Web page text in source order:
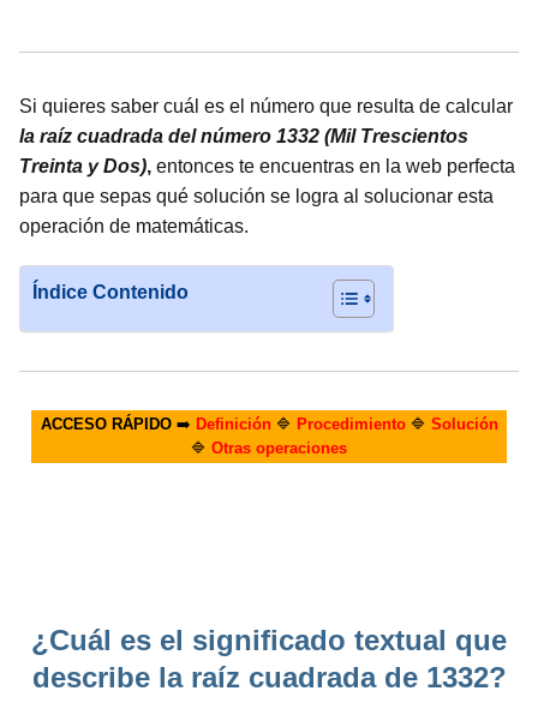
Si quieres saber cuál es el número que resulta de calcular
la raíz cuadrada del número 1332 (Mil Trescientos
Treinta y Dos), entonces te encuentras en la web perfecta
para que sepas qué solución se logra al solucionar esta
operación de matemáticas.
Índice Contenido
ACCESO RÁPIDO➡️ Definición🔷 Procedimiento🔷 Solución
🔷 Otras operaciones
¿Cuál es el significado textual que
describe la raíz cuadrada de 1332?